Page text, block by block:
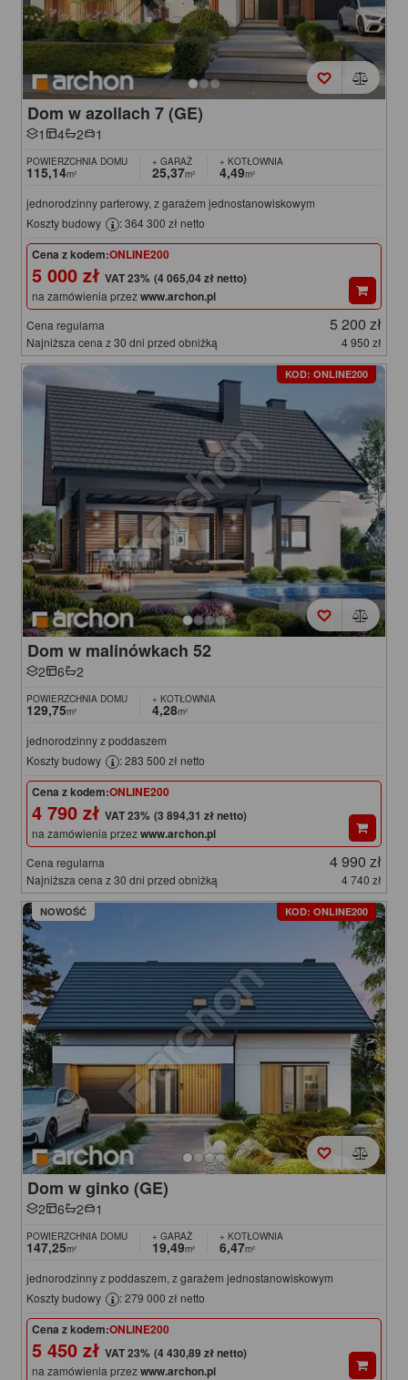
Dom w azollach 7 (GE)
1 4 2 1
POWIERZCHNIA DOMU
115,14m²
+ GARAŻ
25,37m²
+ KOTŁOWNIA
4,49m²
jednorodzinny parterowy, z garażem jednostanowiskowym
Koszty budowy
: 364 300 zł netto
Cena z kodem:ONLINE200
5 000 zł (4 065,04 zł netto)
na zamówienia przezwww.archon.pl
Cena regularna 5 200 zł
Najniższa cena z 30 dni przed obniżką 4 950 zł
KOD: ONLINE200
Dom w malinówkach 52
2 6 2
POWIERZCHNIA DOMU
129,75m²
+ KOTŁOWNIA
4,28m²
jednorodzinny z poddaszem
Koszty budowy
: 283 500 zł netto
Cena z kodem:ONLINE200
4 790 zł (3 894,31 zł netto)
na zamówienia przezwww.archon.pl
Cena regularna 4 990 zł
Najniższa cena z 30 dni przed obniżką 4 740 zł
NOWOŚĆ KOD: ONLINE200
Dom w ginko (GE)
2 6 2 1
POWIERZCHNIA DOMU
147,25m²
+ GARAŻ
19,49m²
+ KOTŁOWNIA
6,47m²
jednorodzinny z poddaszem, z garażem jednostanowiskowym
Koszty budowy
: 279 000 zł netto
Cena z kodem:ONLINE200
5 450 zł (4 430,89 zł netto)
na zamówienia przezwww.archon.pl